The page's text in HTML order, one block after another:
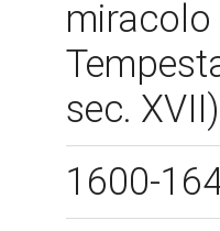
sec.
1600-